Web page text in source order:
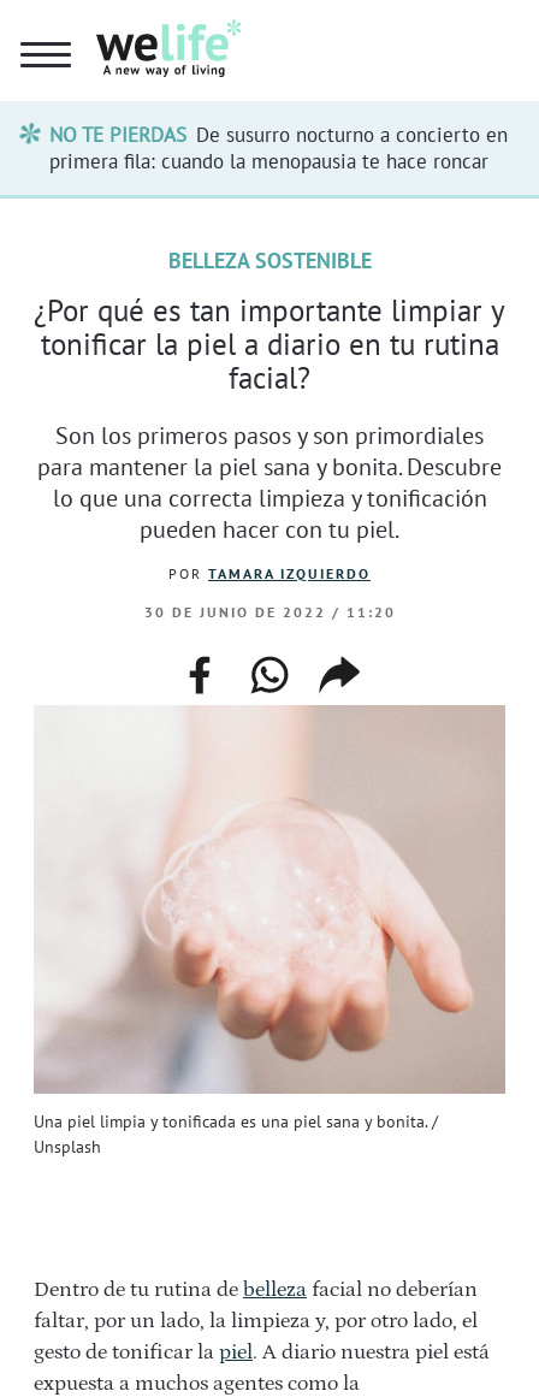
NO TE PIERDAS De susurro nocturno a concierto en
primera fila: cuando la menopausia te hace roncar
Una piel limpia y tonificada es una piel sana y bonita. /
Unsplash
BELLEZA SOSTENIBLE
¿Por qué es tan importante limpiar y
tonificar la piel a diario en tu rutina
facial?
Son los primeros pasos y son primordiales
para mantener la piel sana y bonita. Descubre
lo que una correcta limpieza y tonificación
pueden hacer con tu piel.
POR TAMARA IZQUIERDO
30 DE JUNIO DE 2022 / 11:20
facebookwhatsappcompartir
enlace
Dentro de tu rutina de belleza facial no deberían
faltar, por un lado, la limpieza y, por otro lado, el
gesto de tonificar la piel. A diario nuestra piel está
expuesta a muchos agentes como la